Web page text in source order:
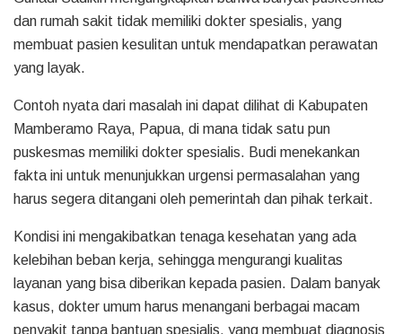
dan rumah sakit tidak memiliki dokter spesialis, yang
membuat pasien kesulitan untuk mendapatkan perawatan
yang layak.
Contoh nyata dari masalah ini dapat dilihat di Kabupaten
Mamberamo Raya, Papua, di mana tidak satu pun
puskesmas memiliki dokter spesialis. Budi menekankan
fakta ini untuk menunjukkan urgensi permasalahan yang
harus segera ditangani oleh pemerintah dan pihak terkait.
Kondisi ini mengakibatkan tenaga kesehatan yang ada
kelebihan beban kerja, sehingga mengurangi kualitas
layanan yang bisa diberikan kepada pasien. Dalam banyak
kasus, dokter umum harus menangani berbagai macam
penyakit tanpa bantuan spesialis, yang membuat diagnosis